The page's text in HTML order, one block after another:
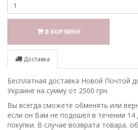
В КОРЗИНУ
Доставка
Бесплатная доставка Новой Почтой
Украине на сумму от 2500 грн.
Вы всегда сможете обменять или
если он Вам не подошел в течении 14
покупки. В случае возврата товара,